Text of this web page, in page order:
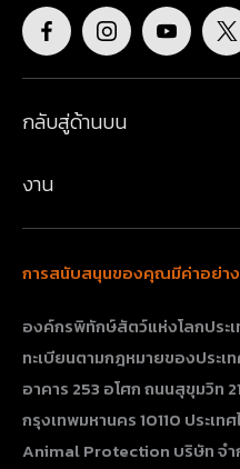
กลับสู่ด้านบน
งาน
การสนับสนุนของคุณมีค่าอย่าง
องค์กรพิทักษ์สัตว์แห่งโลกประ
ทะเบียนตามกฎหมายของประ
อาคาร 253 อโศก ถนนสุขุมวิท
กรุงเทพมหานคร 10110 ประเ
Animal Protection บริษัท จำ